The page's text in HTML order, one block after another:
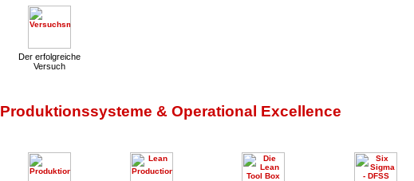
Der erfolgreiche
Versuch
Produktionssysteme & Operational Excellence